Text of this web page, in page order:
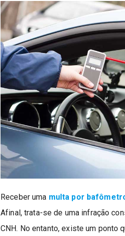
Receber uma multa por
Afinal, trata-se de uma infração
CNH. No entanto, existe um ponto